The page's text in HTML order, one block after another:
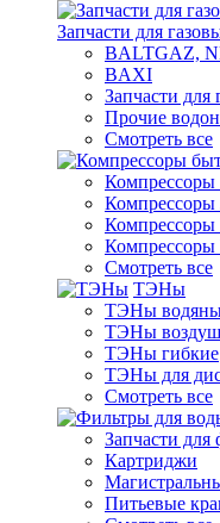
Запчасти для
BALTGAZ,
BAXI
Запчасти для
Прочие
Смотреть все
Компрессоры
Компрессоры
Компрессоры
Компрессоры
Смотреть все
ТЭНы
ТЭНы
ТЭНы
ТЭНы гибкие
ТЭНы для
Смотреть все
Запчасти для
Картриджи
Питьевые